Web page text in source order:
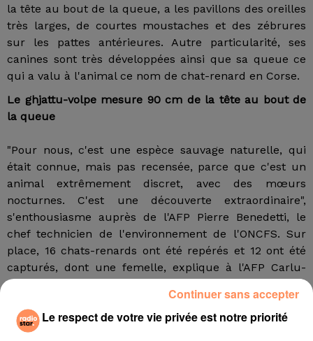
la tête au bout de la queue, a les pavillons des oreilles
très larges, de courtes moustaches et des zébrures
sur les pattes antérieures. Autre particularité, ses
canines sont très développées ainsi que sa queue ce
qui a valu à l'animal ce nom de chat-renard en Corse.
Le ghjattu-volpe mesure 90 cm de la tête au bout de
la queue
"Pour nous, c'est une espèce sauvage naturelle, qui
était connue, mais pas recensée, parce que c'est un
animal extrêmement discret, avec des mœurs
nocturnes. C'est une découverte extraordinaire",
s'enthousiasme auprès de l'AFP Pierre Benedetti, le
chef technicien de l'environnement de l'ONCFS. Sur
place, 16 chats-renards ont été repérés et 12 ont été
capturés, dont une femelle, explique à l'AFP Carlu-
Antone Cecchini, chargé de mission « chat forestier » à
l'Office national. Tous ont été relâchés après un rapide
examen.Le respect de votre vie privée est notre priorité
Continuer sans accepter